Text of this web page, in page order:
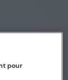
pour